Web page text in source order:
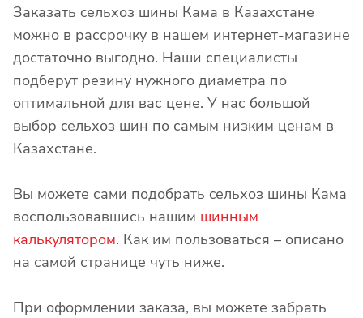
Заказать cельхоз шины Кама в Казахстане
можно в рассрочку в нашем интернет-магазине
достаточно выгодно. Наши специалисты
подберут резину нужного диаметра по
оптимальной для вас цене. У нас большой
выбор cельхоз шин по самым низким ценам в
Казахстане.
Вы можете сами подобрать cельхоз шины Кама
воспользовавшись нашим шинным
калькулятором. Как им пользоваться – описано
на самой странице чуть ниже.
При оформлении заказа, вы можете забрать